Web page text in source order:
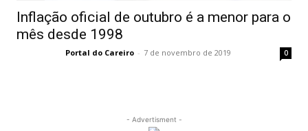
Inflação oficial de outubro é a menor para o
mês desde 1998
Portal do Careiro - 7 de novembro de 2019 0
- Advertisment -